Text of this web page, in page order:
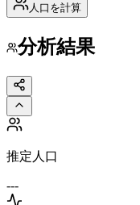
人口を計算
分析結果
推定人口
---